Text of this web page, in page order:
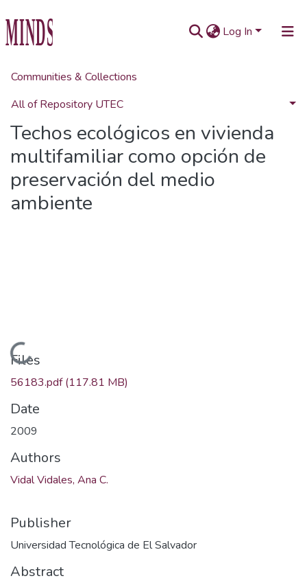
Log In
Communities & Collections
All of Repository UTEC
Statistics
Home Investigaciones
Techos ecológicos en vivienda
multifamiliar como opción de
preservación del medio
ambiente
Loading...
Files
56183.pdf(117.81 MB)
Date
2009
Authors
Vidal Vidales, Ana C.
Publisher
Universidad Tecnológica de El Salvador
Abstract